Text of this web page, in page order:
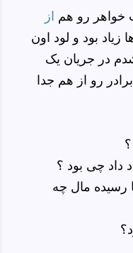
رو هم از
بود و لود اون
در جریان یک
رو از هم جدا
داد چی بود ؟
رسیده مال چه